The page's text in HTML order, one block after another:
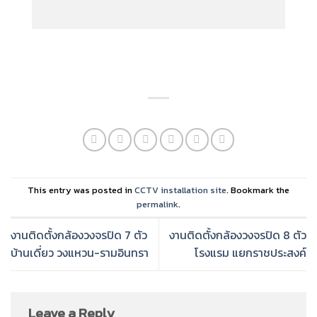
This entry was posted inCCTV installation site. Bookmark the
permalink.
งานติดตั้งกล้องวงจรปิด 7 ตัว
บ้านเดี่ยว วงแหวน-รามอินทรา
งานติดตั้งกล้องวงจรปิด 8 ตัว
โรงแรม แยกราชประสงค์
Leave a Reply